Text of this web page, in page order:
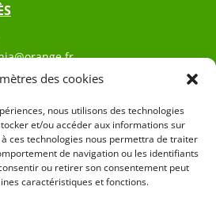
des cookies
nous utilisons des technologies
et/ou accéder aux informations sur
ces technologies nous permettra de traiter
de navigation ou les identifiants
ou retirer son consentement peut
caractéristiques et fonctions.
de Focicchia